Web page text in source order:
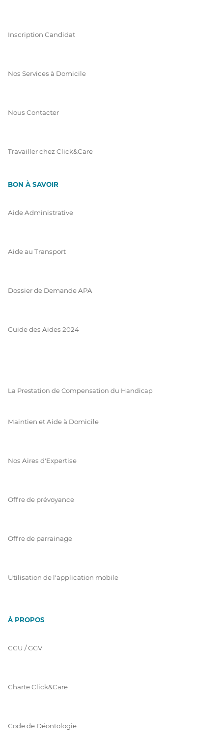
Inscription Candidat
Nos Services à Domicile
Nous Contacter
Travailler chez Click&Care
BON À SAVOIR
Aide Administrative
Aide au Transport
Dossier de Demande APA
Guide des Aides 2024
La Prestation de Compensation du Handicap
Maintien et Aide à Domicile
Nos Aires d'Expertise
Offre de prévoyance
Offre de parrainage
Utilisation de l'application mobile
À PROPOS
CGU / GGV
Charte Click&Care
Code de Déontologie